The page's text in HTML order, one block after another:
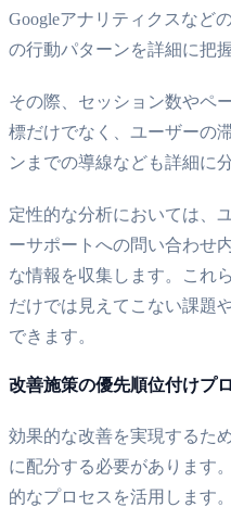
Googleアナリティクスなど
の行動パターンを詳細に把
その際、セッション数やペ
標だけでなく、ユーザーの
ンまでの導線なども詳細に
定性的な分析においては、
ーサポートへの問い合わせ
な情報を収集します。これ
だけでは見えてこない課題
できます。
改善施策の優先順位付けプ
効果的な改善を実現するた
に配分する必要があります
的なプロセスを活用します。